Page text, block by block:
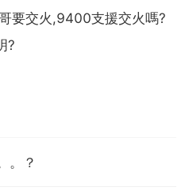
要交火,9400支援交火嗎?
?
。？